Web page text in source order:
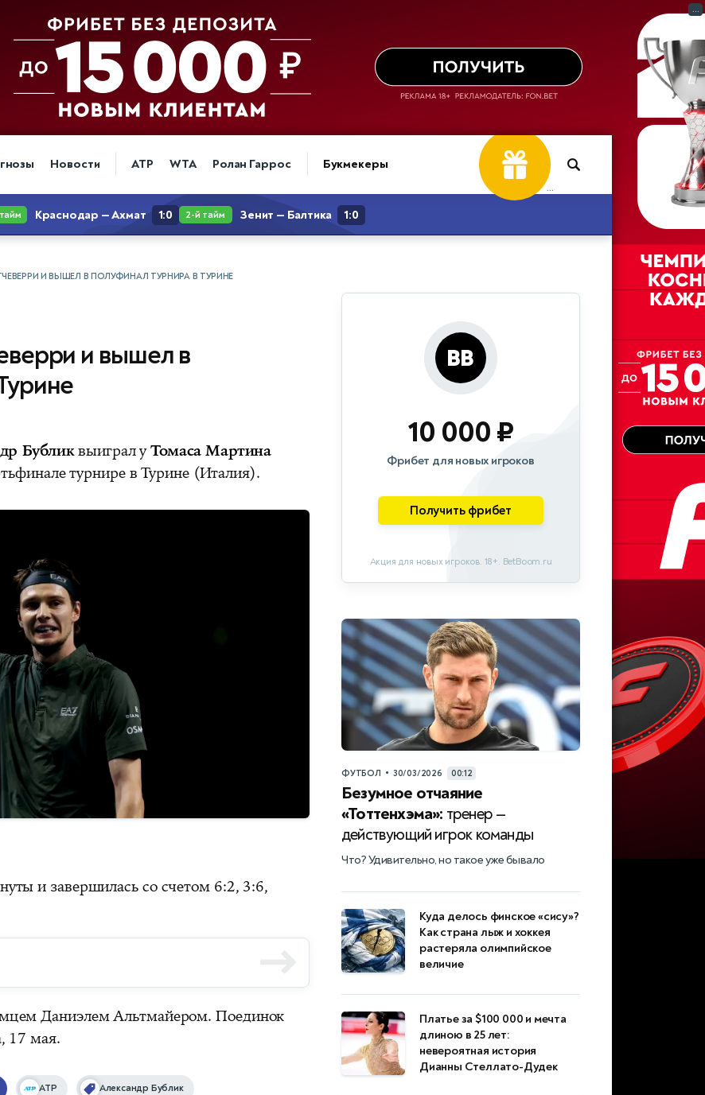
Новости ATP WTA Ролан Гаррос Букмекеры
...
И ВЫШЕЛ В ПОЛУФИНАЛ ТУРНИРА В ТУРИНЕ
и вышел в
Бубликвыиграл уТомаса Мартина
турнире в Турине (Италия).
и завершилась со счетом 6:2, 3:6,
Даниэлем Альтмайером. Поединок
17 мая.
ATP Александр Бублик
10 000 ₽
Фрибет для новых игроков
Получить фрибет
Акция для новых игроков. 18+. BetBoom.ru
ФУТБОЛ • 30/03/2026 00:12
Безумное отчаяние
«Тоттенхэма»: тренер —
действующий игрок команды
Что? Удивительно, но такое уже бывало
Куда делось финское «сису»?
Как страна лыж и хоккея
растеряла олимпийское
величие
Платье за $100 000 и мечта
длиною в 25 лет:
невероятная история
Дианны Стеллато-Дудек
...